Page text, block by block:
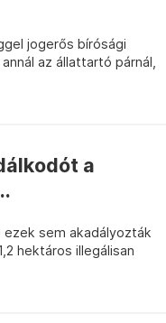
jogerős bírósági
az állattartó párnál,
a
sem akadályozták
hektáros illegálisan